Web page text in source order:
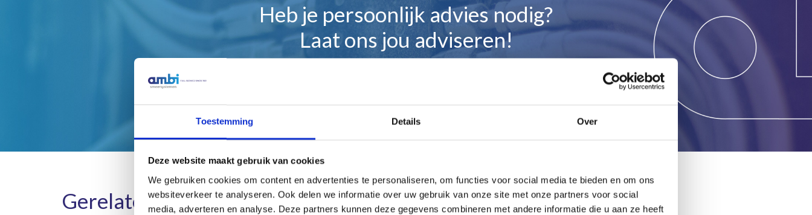
Toestemming Details Over
Deze website maakt gebruik van cookies
We gebruiken cookies om content en advertenties te personaliseren, om functies voor social media te bieden en om ons
websiteverkeer te analyseren. Ook delen we informatie over uw gebruik van onze site met onze partners voor social
media, adverteren en analyse. Deze partners kunnen deze gegevens combineren met andere informatie die u aan ze heeft
Heb je persoonlijk advies nodig?
Laat ons jou adviseren!
Gerelateerde producten